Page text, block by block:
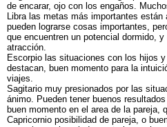
de encarar, ojo con los engaños.
Libra las metas más importantes
pueden lograrse cosas importantes,
que encuentren un potencial dormido,
atracción.
Escorpio las situaciones con los hijos
destacan, buen momento para la
viajes.
Sagitario muy presionados por las
ánimo. Pueden tener buenos
buen momento en el area de la pareja,
Capricornio posibilidad de pareja, o